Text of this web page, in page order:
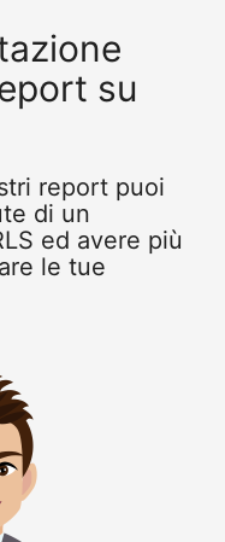
su
report puoi
di un
ed avere più
le tue